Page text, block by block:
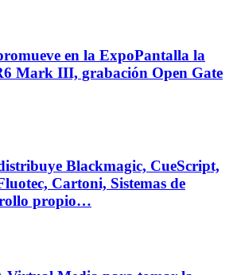
en la ExpoPantalla la
Mark III, grabación Open Gate
Blackmagic, CueScript,
Cartoni, Sistemas de
propio…